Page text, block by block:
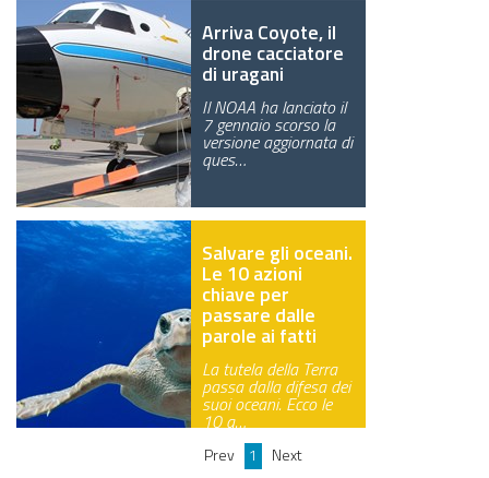
GLOCAL
ECO-EVENTI
ECOINCENTRIAMOCI
Arriva Coyote, il
drone cacciatore
di uragani
Il NOAA ha lanciato il
7 gennaio scorso la
versione aggiornata di
ques…
Salvare gli oceani.
Le 10 azioni
chiave per
passare dalle
parole ai fatti
La tutela della Terra
passa dalla difesa dei
suoi oceani. Ecco le
10 a…
Prev 1 Next